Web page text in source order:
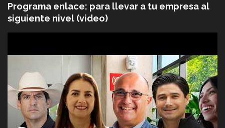
Programa enlace: para llevar a tu empresa al
siguiente nivel (video)